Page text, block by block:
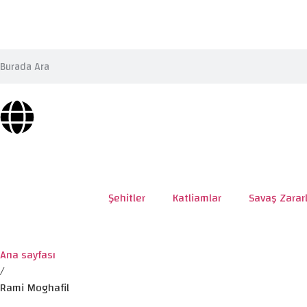
Şehitler Katliamlar Savaş
Ana sayfası
/
Rami Moghafil